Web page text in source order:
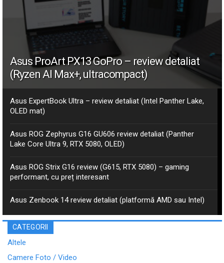
Asus ProArt PX13 GoPro – review detaliat
(Ryzen AI Max+, ultracompact)
Asus ExpertBook Ultra – review detaliat (Intel Panther Lake,
OLED mat)
Asus ROG Zephyrus G16 GU606 review detaliat (Panther
Lake Core Ultra 9, RTX 5080, OLED)
Asus ROG Strix G16 review (G615, RTX 5080) – gaming
performant, cu preț interesant
Asus Zenbook 14 review detaliat (platformă AMD sau Intel)
CATEGORII
Altele
Camere Foto / Video